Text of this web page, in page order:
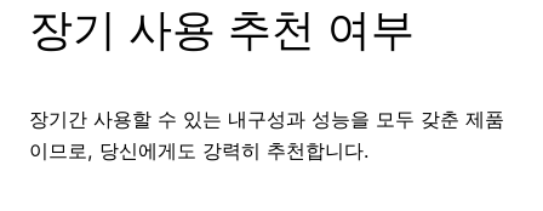
장기 사용 추천 여부
장기간 사용할 수 있는 내구성과 성능을 모두 갖춘 제품
이므로, 당신에게도 강력히 추천합니다.